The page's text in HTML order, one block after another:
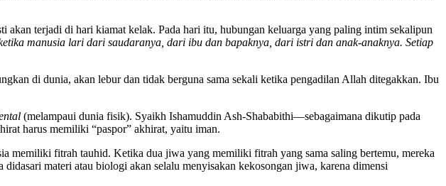
terjadi di hari kiamat kelak. Pada hari itu, hubungan keluarga yang paling intim sekalipun
manusia lari dari saudaranya, dari ibu dan bapaknya, dari istri dan anak-anaknya. Setiap
di dunia, akan lebur dan tidak berguna sama sekali ketika pengadilan Allah ditegakkan. Ibu
(melampaui dunia fisik). Syaikh Ishamuddin Ash-Shababithi—sebagaimana dikutip pada
harus memiliki “paspor” akhirat, yaitu iman.
memiliki fitrah tauhid. Ketika dua jiwa yang memiliki fitrah yang sama saling bertemu, mereka
materi atau biologi akan selalu menyisakan kekosongan jiwa, karena dimensi